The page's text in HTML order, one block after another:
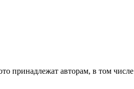
принадлежат авторам, в том числе